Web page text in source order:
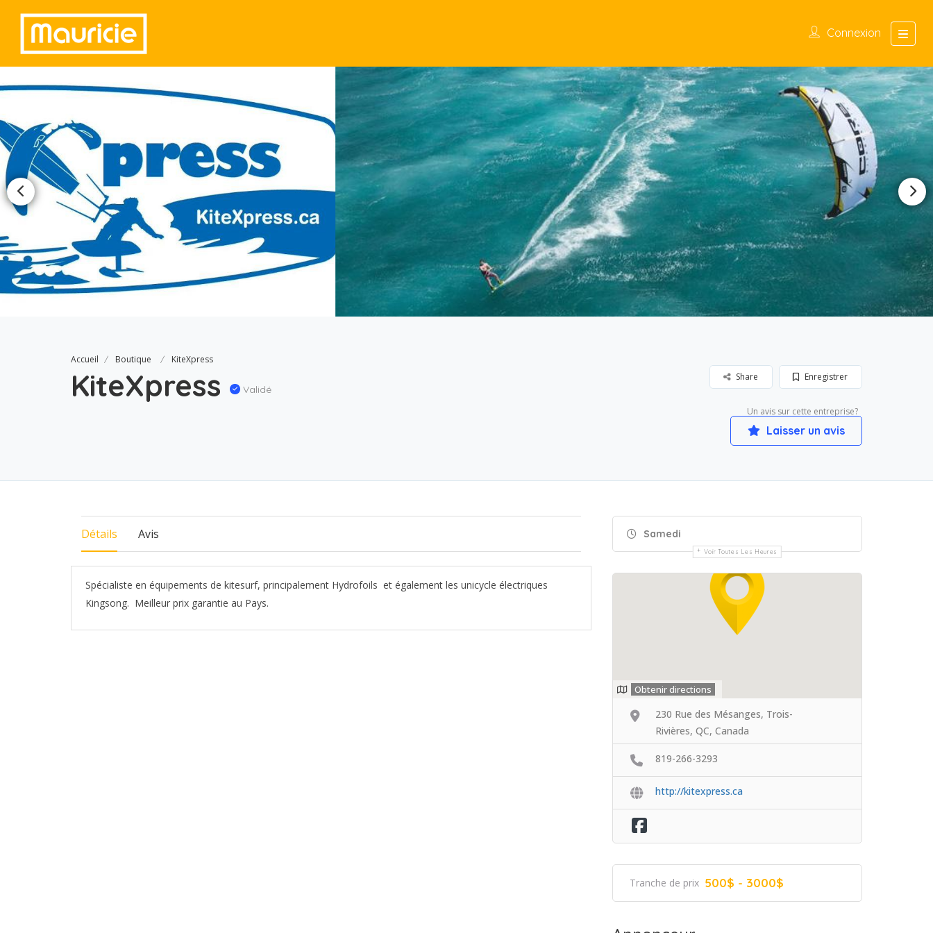
Connexion
Accueil Boutique KiteXpress
KiteXpress Validé
Enregistrer
Share
Un avis sur cette entreprise?
Laisser un avis
Détails Avis
Spécialiste en équipements de kitesurf, principalement Hydrofoils et également les unicycle électriques
Kingsong. Meilleur prix garantie au Pays.
Samedi
Voir Toutes Les Heures
Obtenir directions
230 Rue des Mésanges, Trois-
Rivières, QC, Canada
819-266-3293
http://kitexpress.ca
Tranche de prix 500$ - 3000$